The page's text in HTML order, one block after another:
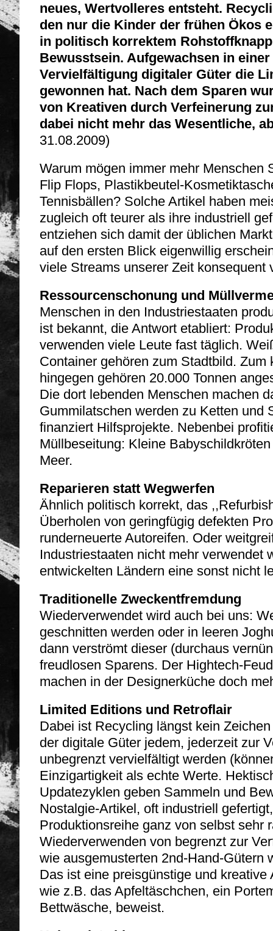
neues, Wertvolleres entsteht.
den nur die Kinder der frühen Ökos
in politisch korrektem
Bewusstsein. Aufgewachsen in
Vervielfältigung digitaler Güter die
gewonnen hat. Nach dem Sparen
von Kreativen durch Verfeinerung
dabei nicht mehr das Wesentliche,
31.08.2009)
Warum mögen immer mehr Menschen
Flip Flops, Plastikbeutel-
Tennisbällen? Solche Artikel haben
zugleich oft teurer als ihre industriell
entziehen sich damit der üblichen
auf den ersten Blick eigenwillig
viele Streams unserer Zeit konsequent
Ressourcenschonung und
Menschen in den Industriestaaten
ist bekannt, die Antwort etabliert:
verwenden viele Leute fast täglich.
Container gehören zum Stadtbild.
hingegen gehören 20.000 Tonnen
Die dort lebenden Menschen machen
Gummilatschen werden zu Ketten und
finanziert Hilfsprojekte. Nebenbei
Müllbeseitung: Kleine
Meer.
Reparieren statt Wegwerfen
Ähnlich politisch korrekt, das
Überholen von geringfügig defekten
runderneuerte Autoreifen. Oder
Industriestaaten nicht mehr verwendet
entwickelten Ländern eine sonst nicht
Traditionelle Zweckentfremdung
Wiederverwendet wird auch bei uns:
geschnitten werden oder in leeren
dann verströmt dieser (durchaus
freudlosen Sparens. Der Hightech-
machen in der Designerküche doch
Limited Editions und Retroflair
Dabei ist Recycling längst kein
der digitale Güter jedem, jederzeit zur
unbegrenzt vervielfältigt werden
Einzigartigkeit als echte Werte.
Updatezyklen geben Sammeln und
Nostalgie-Artikel, oft industriell
Produktionsreihe ganz von selbst sehr
Wiederverwenden von begrenzt zur
wie ausgemusterten 2nd-Hand-Gütern
Das ist eine preisgünstige und
wie z.B. das Apfeltäschchen, ein
Bettwäsche, beweist.